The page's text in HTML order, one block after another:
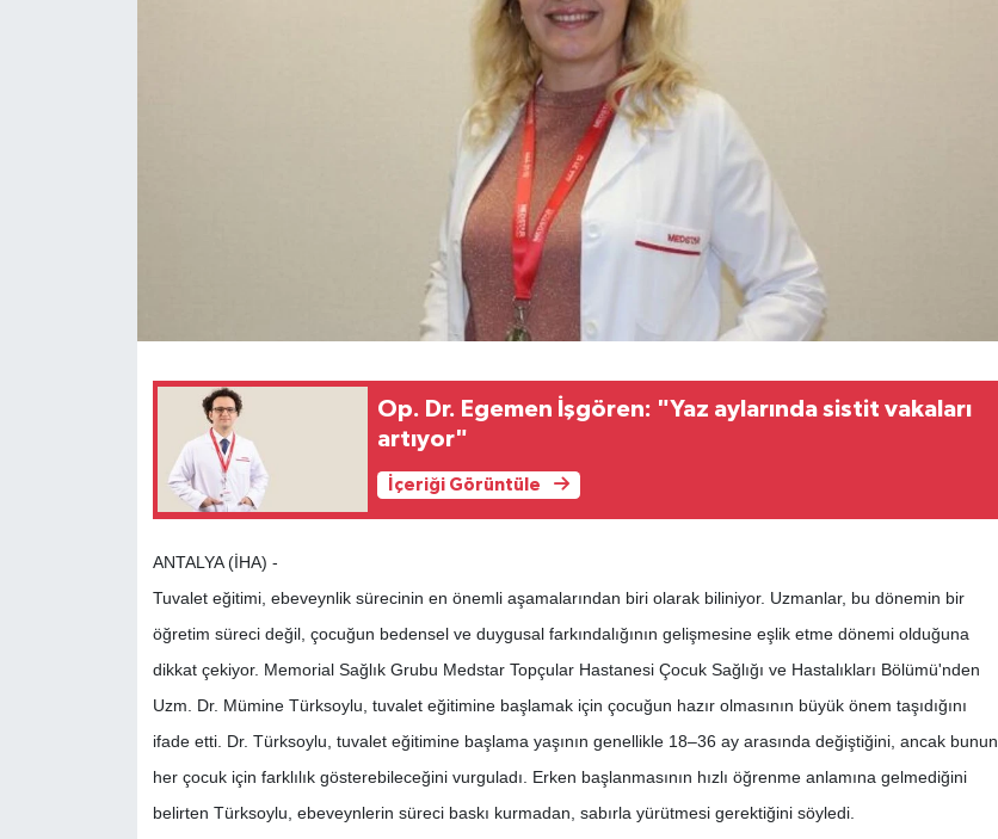
Op. Dr. Egemen İşgören: "Yaz aylarında sistit vakaları
artıyor"
İçeriği Görüntüle
ANTALYA (İHA) -
Tuvalet eğitimi, ebeveynlik sürecinin en önemli aşamalarından biri olarak biliniyor. Uzmanlar, bu dönemin bir
öğretim süreci değil, çocuğun bedensel ve duygusal farkındalığının gelişmesine eşlik etme dönemi olduğuna
dikkat çekiyor. Memorial Sağlık Grubu Medstar Topçular Hastanesi Çocuk Sağlığı ve Hastalıkları Bölümü'nden
Uzm. Dr. Mümine Türksoylu, tuvalet eğitimine başlamak için çocuğun hazır olmasının büyük önem taşıdığını
ifade etti. Dr. Türksoylu, tuvalet eğitimine başlama yaşının genellikle 18–36 ay arasında değiştiğini, ancak bunun
her çocuk için farklılık gösterebileceğini vurguladı. Erken başlanmasının hızlı öğrenme anlamına gelmediğini
belirten Türksoylu, ebeveynlerin süreci baskı kurmadan, sabırla yürütmesi gerektiğini söyledi.